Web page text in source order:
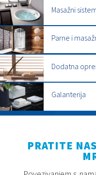
Masažni
Parne i
Dodatna
Galanterija
PRATITE